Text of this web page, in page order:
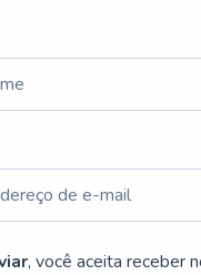
, você aceita receber